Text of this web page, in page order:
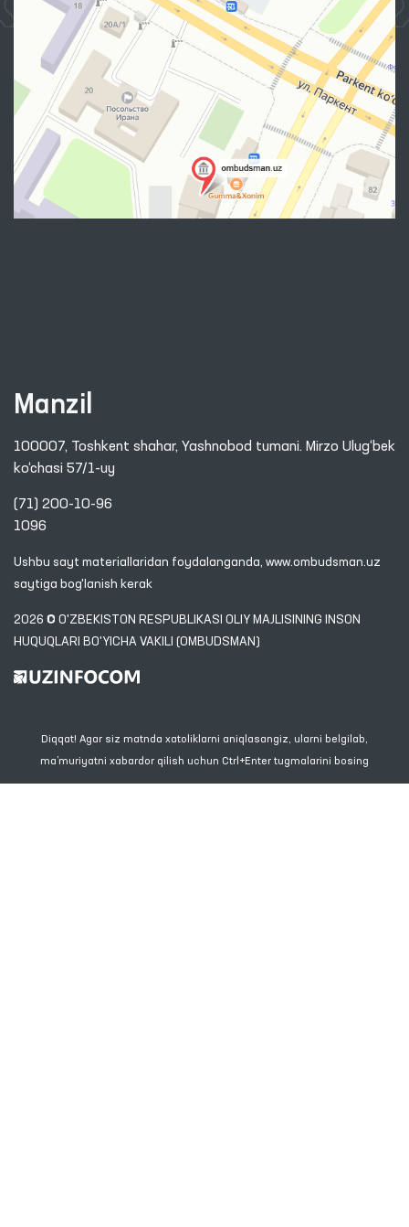
Manzil
100007, Toshkent shahar, Yashnobod tumani. Mirzo Ulug‘bek
ko‘chasi 57/1-uy
(71) 200-10-96
1096
Ushbu sayt materiallaridan foydalanganda, www.ombudsman.uz
saytiga bog'lanish kerak
2026 © O'ZBEKISTON RESPUBLIKASI OLIY MAJLISINING INSON
HUQUQLARI BO'YICHA VAKILI (OMBUDSMAN)
Diqqat! Agar siz matnda xatoliklarni aniqlasangiz, ularni belgilab,
ma’muriyatni xabardor qilish uchun Ctrl+Enter tugmalarini bosing